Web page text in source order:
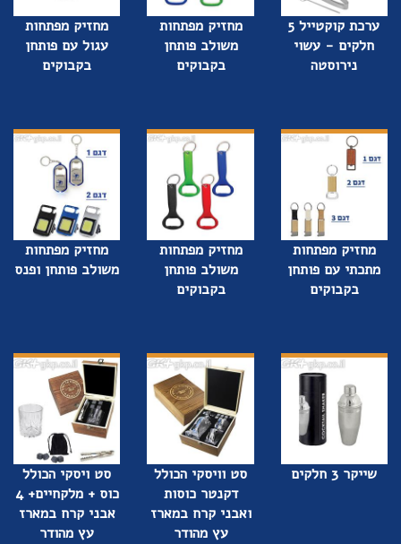
ערכת קוקטייל 5
חלקים - עשוי
נירוסטה
מחזיק מפתחות
משולב פותחן
בקבוקים
מחזיק מפתחות
עגול עם פותחן
בקבוקים
מחזיק מפתחות
מתכתי עם פותחן
בקבוקים
מחזיק מפתחות
משולב פותחן
בקבוקים
מחזיק מפתחות
משולב פותחן ופנס
שייקר 3 חלקים
סט וויסקי הכולל
דקנטר כוסות
ואבני קרח במארז
עץ מהודר
סט ויסקי הכולל
כוס + מלקחיים+ 4
אבני קרח במארז
עץ מהודר